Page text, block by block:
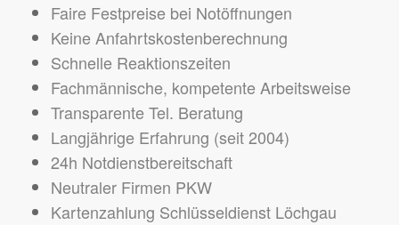
Faire Festpreise bei Notöffnungen
Keine Anfahrtskostenberechnung
Schnelle Reaktionszeiten
Fachmännische, kompetente Arbeitsweise
Transparente Tel. Beratung
Langjährige Erfahrung (seit 2004)
24h Notdienstbereitschaft
Neutraler Firmen PKW
Kartenzahlung Schlüsseldienst Löchgau